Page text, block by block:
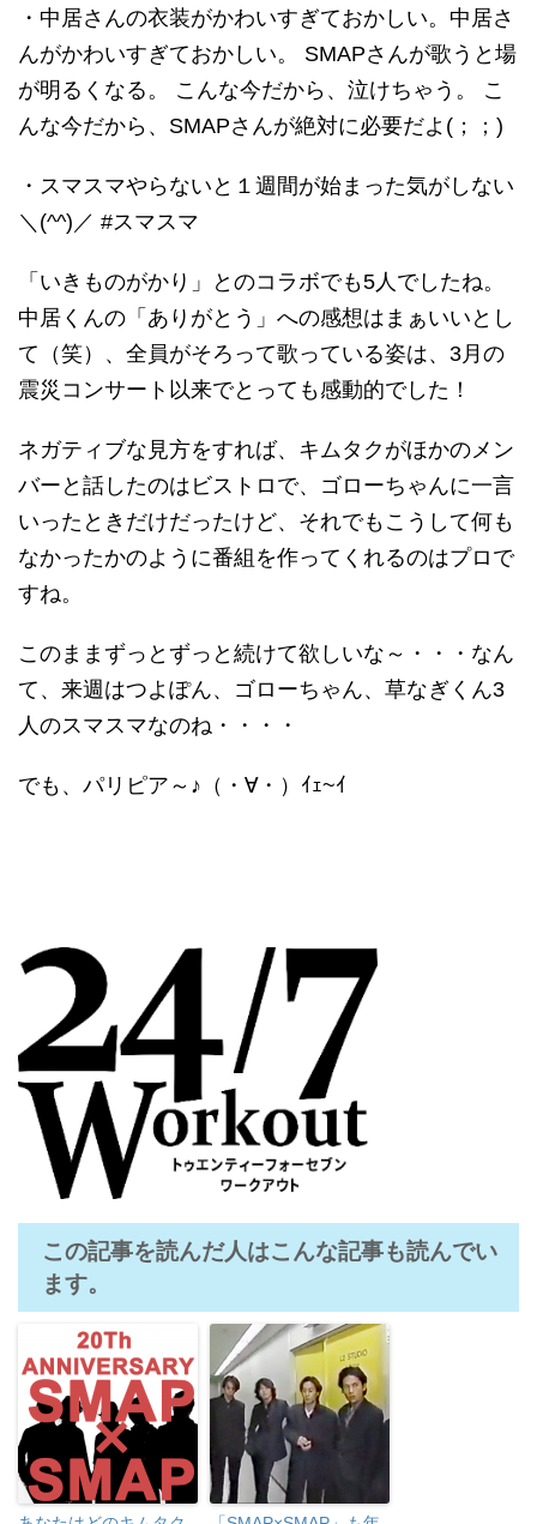
・中居さんの衣装がかわいすぎておかしい。中居さ
んがかわいすぎておかしい。 SMAPさんが歌うと場
が明るくなる。 こんな今だから、泣けちゃう。 こ
んな今だから、SMAPさんが絶対に必要だよ(；；)
・スマスマやらないと１週間が始まった気がしない
＼(^^)／ #スマスマ
「いきものがかり」とのコラボでも5人でしたね。
中居くんの「ありがとう」への感想はまぁいいとし
て（笑）、全員がそろって歌っている姿は、3月の
震災コンサート以来でとっても感動的でした！
ネガティブな見方をすれば、キムタクがほかのメン
バーと話したのはビストロで、ゴローちゃんに一言
いったときだけだったけど、それでもこうして何も
なかったかのように番組を作ってくれるのはプロで
すね。
このままずっとずっと続けて欲しいな～・・・なん
て、来週はつよぽん、ゴローちゃん、草なぎくん3
人のスマスマなのね・・・・
でも、パリピア～♪（・∀・）ｲｪ~ｲ
この記事を読んだ人はこんな記事も読んでい
ます。